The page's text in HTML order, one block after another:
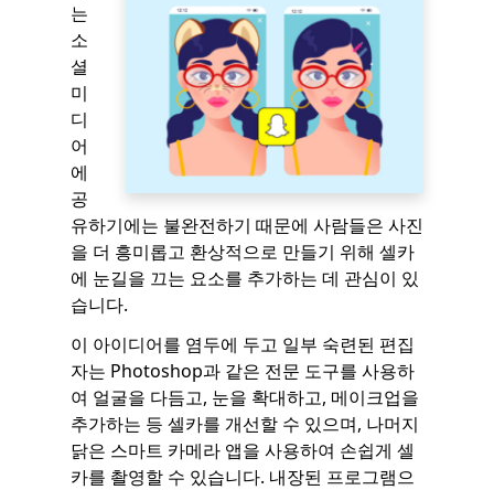
는
소
셜
미
디
어
에
공
유하기에는 불완전하기 때문에 사람들은 사진
을 더 흥미롭고 환상적으로 만들기 위해 셀카
에 눈길을 끄는 요소를 추가하는 데 관심이 있
습니다.
이 아이디어를 염두에 두고 일부 숙련된 편집
자는 Photoshop과 같은 전문 도구를 사용하
여 얼굴을 다듬고, 눈을 확대하고, 메이크업을
추가하는 등 셀카를 개선할 수 있으며, 나머지
닭은 스마트 카메라 앱을 사용하여 손쉽게 셀
카를 촬영할 수 있습니다. 내장된 프로그램으